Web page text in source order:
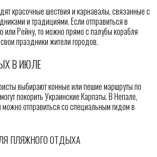
красочные шествия и карнавалы, связанные с
и традициями. Если отправиться в
или Рейну, то можно прямо с палубы корабля
праздники жители городов.
В ИЮЛЕ
выбирают конные или пешие маршруты по
покорить Украинские Карпаты. В Непале,
отправиться со специальным гидом в
ПЛЯЖНОГО ОТДЫХА